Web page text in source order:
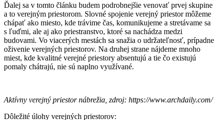
Ďalej sa v tomto článku budem podrobnejšie venovať prvej skupine
a to verejným priestorom. Slovné spojenie verejný priestor môžeme
chápať ako miesto, kde trávime čas, komunikujeme a stretávame sa
s ľuďmi, ale aj ako priestranstvo, ktoré sa nachádza medzi
budovami. Vo viacerých mestách sa snažia o udržateľnosť, prípadne
oživenie verejných priestorov. Na druhej strane nájdeme mnoho
miest, kde kvalitné verejné priestory absentujú a tie čo existujú
pomaly chátrajú, nie sú naplno využívané.
Aktívny verejný priestor nábrežia, zdroj: https://www.archdaily.com/
Dôležité úlohy verejných priestorov: